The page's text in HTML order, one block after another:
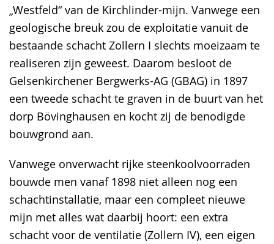
„Westfeld“ van de Kirchlinder-mijn. Vanwege een
geologische breuk zou de exploitatie vanuit de
bestaande schacht Zollern I slechts moeizaam te
realiseren zijn geweest. Daarom besloot de
Gelsenkirchener Bergwerks-AG (GBAG) in 1897
een tweede schacht te graven in de buurt van het
dorp Bövinghausen en kocht zij de benodigde
bouwgrond aan.
Vanwege onverwacht rijke steenkoolvoorraden
bouwde men vanaf 1898 niet alleen nog een
schachtinstallatie, maar een compleet nieuwe
mijn met alles wat daarbij hoort: een extra
schacht voor de ventilatie (Zollern IV), een eigen